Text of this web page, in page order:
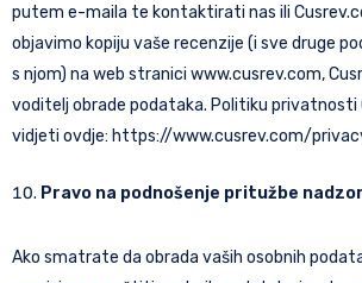
putem e-maila te kontaktirati nas ili
objavimo kopiju vaše recenzije (i sve druge
s njom) na web stranici www.cusrev.com,
voditelj obrade podataka. Politiku
vidjeti ovdje: https://www.cusrev.com/
Pravo na podnošenje pritužbe
Ako smatrate da obrada vaših osobnih